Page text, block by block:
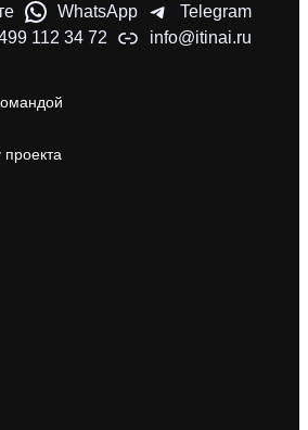
WhatsApp
Telegram
112 34 72
info@itinai.ru